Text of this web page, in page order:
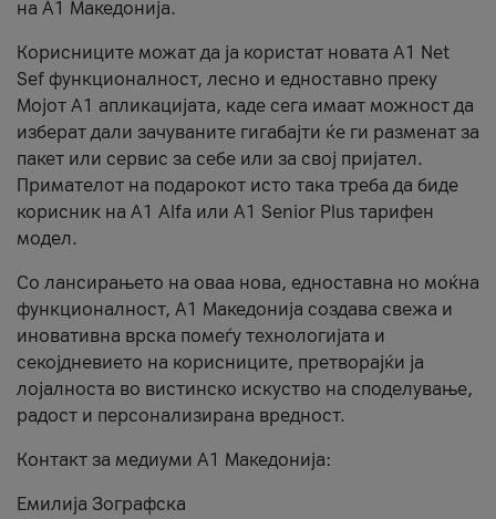
на А1 Македонија.
Корисниците можат да ја користат новата А1 Net
Sef функционалност, лесно и едноставно преку
Мојот А1 апликацијата, каде сега имаат можност да
изберат дали зачуваните гигабајти ќе ги разменат за
пакет или сервис за себе или за свој пријател.
Примателот на подарокот исто така треба да биде
корисник на А1 Alfa или A1 Senior Plus тарифен
модел.
Со лансирањето на оваа нова, едноставна но моќна
функционалност, А1 Македонија создава свежа и
иновативна врска помеѓу технологијата и
секојдневието на корисниците, претворајќи ја
лојалноста во вистинско искуство на споделување,
радост и персонализирана вредност.
Контакт за медиуми А1 Македонија:
Емилија Зографска